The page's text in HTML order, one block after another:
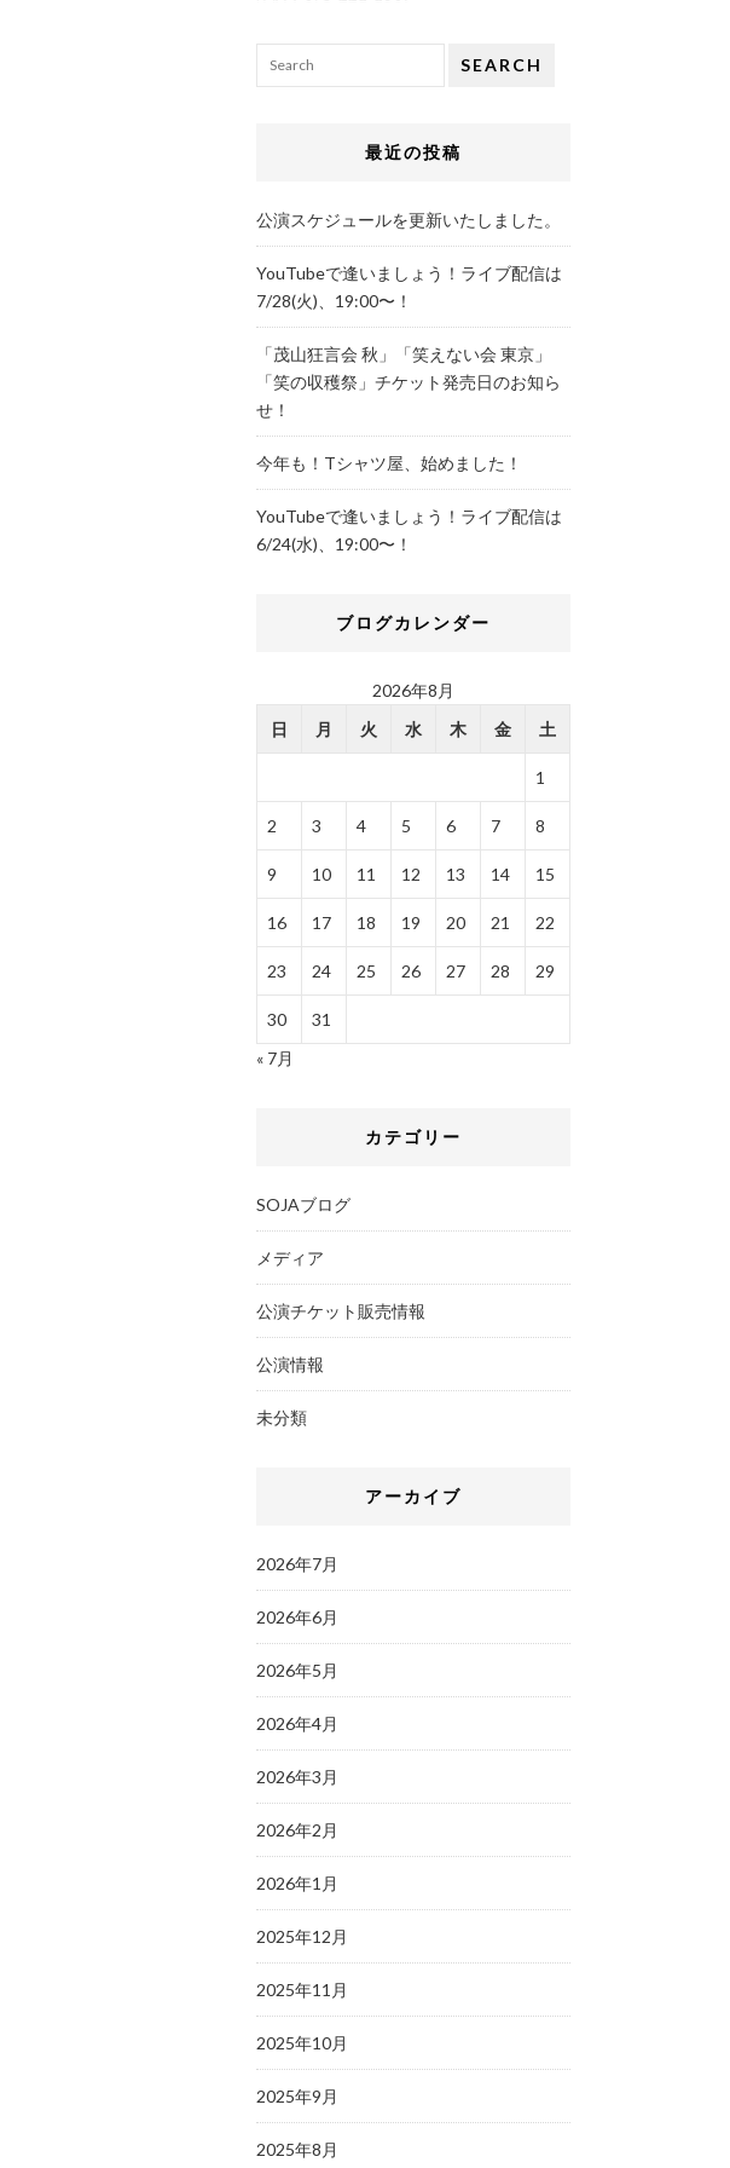
SEARCH
最近の投稿
公演スケジュールを更新いたしました。
YouTubeで逢いましょう！ライブ配信は
7/28(火)、19:00〜！
「茂山狂言会 秋」「笑えない会 東京」
「笑の収穫祭」チケット発売日のお知ら
せ！
今年も！Tシャツ屋、始めました！
YouTubeで逢いましょう！ライブ配信は
6/24(水)、19:00〜！
ブログカレンダー
2026年8月
日
月 火 水 木 金 土
1
2 3 4 5 6 7 8
9 10 11 12 13 14 15
16 17 18 19 20 21 22
23 24 25 26 27 28 29
30
31
« 7月
カテゴリー
SOJAブログ
メディア
公演チケット販売情報
公演情報
未分類
アーカイブ
2026年7月
2026年6月
2026年5月
2026年4月
2026年3月
2026年2月
2026年1月
2025年12月
2025年11月
2025年10月
2025年9月
2025年8月